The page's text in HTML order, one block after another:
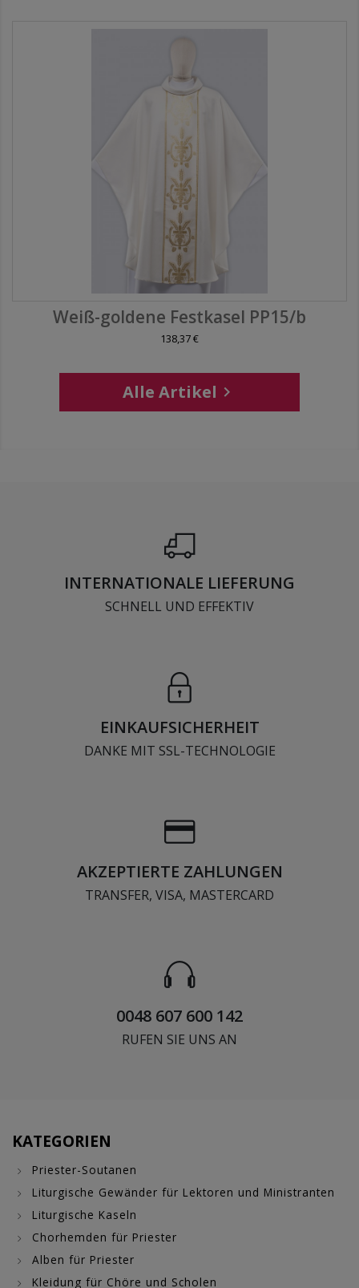
Weiß-goldene Festkasel PP15/b
138,37 €
Alle Artikel 
INTERNATIONALE LIEFERUNG
SCHNELL UND EFFEKTIV
EINKAUFSICHERHEIT
DANKE MIT SSL-TECHNOLOGIE
AKZEPTIERTE ZAHLUNGEN
TRANSFER, VISA, MASTERCARD
0048 607 600 142
RUFEN SIE UNS AN
KATEGORIEN
Priester-Soutanen
Liturgische Gewänder für Lektoren und Ministranten
Liturgische Kaseln
Chorhemden für Priester
Alben für Priester
Kleidung für Chöre und Scholen